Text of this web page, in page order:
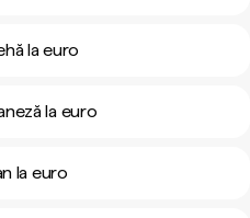
la euro
la euro
la euro